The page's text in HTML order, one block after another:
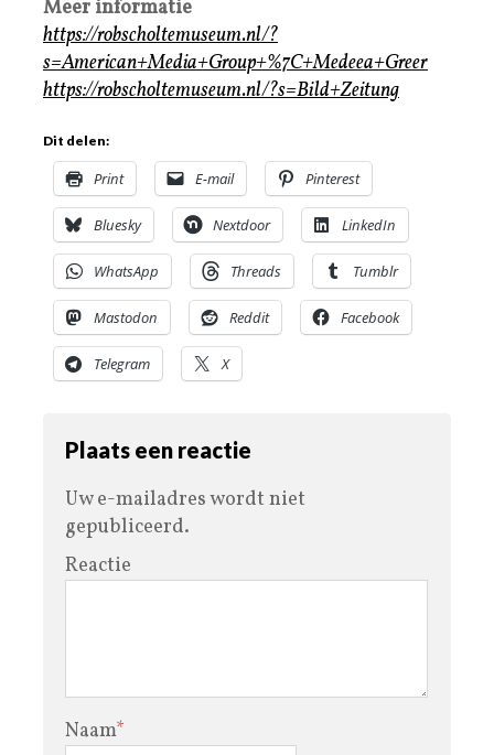
Meer informatie
https://robscholtemuseum.nl/?
s=American+Media+Group+%7C+Medeea+Greer
https://robscholtemuseum.nl/?s=Bild+Zeitung
Dit delen:
Print E-mail Pinterest
Bluesky Nextdoor LinkedIn
WhatsApp Threads Tumblr
Mastodon Reddit Facebook
Telegram X
Plaats een reactie
Uw e-mailadres wordt niet
gepubliceerd.
Reactie
Naam*